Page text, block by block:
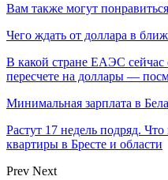
Вам также могут понравиться
Чего ждать от доллара в
В какой стране ЕАЭС сейчас
пересчете на доллары —
Минимальная зарплата в
Растут 17 недель подряд.
квартиры в Бресте и области
Prev Next